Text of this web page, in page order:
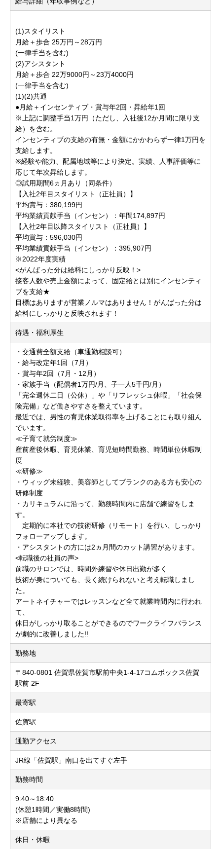
(1)スタイリスト
月給＋歩合 25万円～28万円
(一律手当を含む)
(2)アシスタント
月給＋歩合 22万9000円～23万4000円
(一律手当を含む)
(1)(2)共通
●月給＋インセンティブ・賞与年2回・昇給年1回
※上記に調整手当1万円（ただし、入社後12か月間に限り支
給）を含む。
インセンティブの支給の有無・金額にかかわらず一律1万円を
支給します。
※経験や能力、配属地域等により決定。実績、人事評価等に
応じて年次昇給します。
◎試用期間6ヵ月あり（同条件）
【入社2年目スタイリスト（正社員）】
平均賞与：380,199円
平均業績貢献手当（インセン）：年間174,897円
【入社2年目以降スタイリスト（正社員）】
平均賞与：596,030円
平均業績貢献手当（インセン）：395,907円
※2022年度実績
<がんばった分は給料にしっかり反映！>
接客人数や売上金額によって、固定給とは別にインセンティ
ブを支給★
目標はありますが営業ノルマはありません！がんばった分は
給料にしっかりと反映されます！
待遇・福利厚生
・交通費全額支給（車通勤相談可）
・給与改定年1回（7月）
・賞与年2回（7月・12月）
・家族手当（配偶者1万円/月、子一人5千円/月）
「完全週休二日（公休）」や「リフレッシュ休暇」「社会保
険完備」など働きやすさを整えています。
最近では、男性の育児休業取得率を上げることにも取り組ん
でいます。
≪子育て就労制度≫
産前産後休暇、育児休業、育児短時間勤務、時間単位休暇制
度
≪研修≫
・ウィッグ未経験、美容師としてブランクのある方も安心の
研修制度
・カリキュラムに沿って、勤務時間内に店舗で練習をしま
す。
定期的に本社での技術研修（リモート）を行い、しっかり
フォローアップします。
・アシスタントの方には2ヵ月間のカット講習があります。
<転職後の社員の声>
前職のサロンでは、時間外練習や休日出勤が多く
技術が身についても、長く続けられないと考え転職しまし
た。
アートネイチャーではレッスンなど全て就業時間内に行われ
て、
休日がしっかり取ることができるのでワークライフバランス
が劇的に改善しました!!
勤務地
〒840-0801 佐賀県佐賀市駅前中央1-4-17コムボックス佐賀
駅前 2F
最寄駅
佐賀駅
通勤アクセス
JR線「佐賀駅」南口を出てすぐ左手
勤務時間
9:40～18:40
(休憩1時間／実働8時間)
※店舗により異なる
休日・休暇